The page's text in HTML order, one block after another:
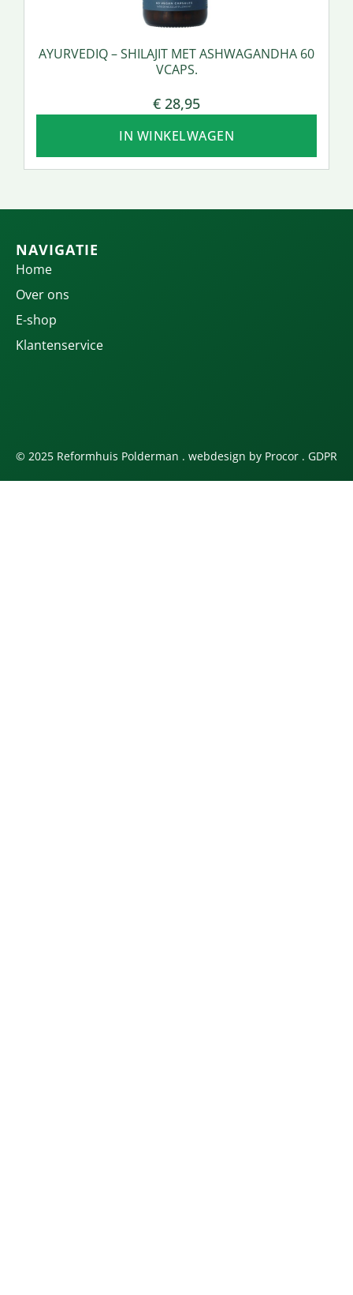
AYURVEDIQ – SHILAJIT MET ASHWAGANDHA 60
VCAPS.
€ 28,95
IN WINKELWAGEN
NAVIGATIE
Home
Over ons
E-shop
Klantenservice
© 2025 Reformhuis Polderman . webdesign by Procor . GDPR